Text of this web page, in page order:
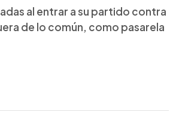
al entrar a su partido contra
de lo común, como pasarela